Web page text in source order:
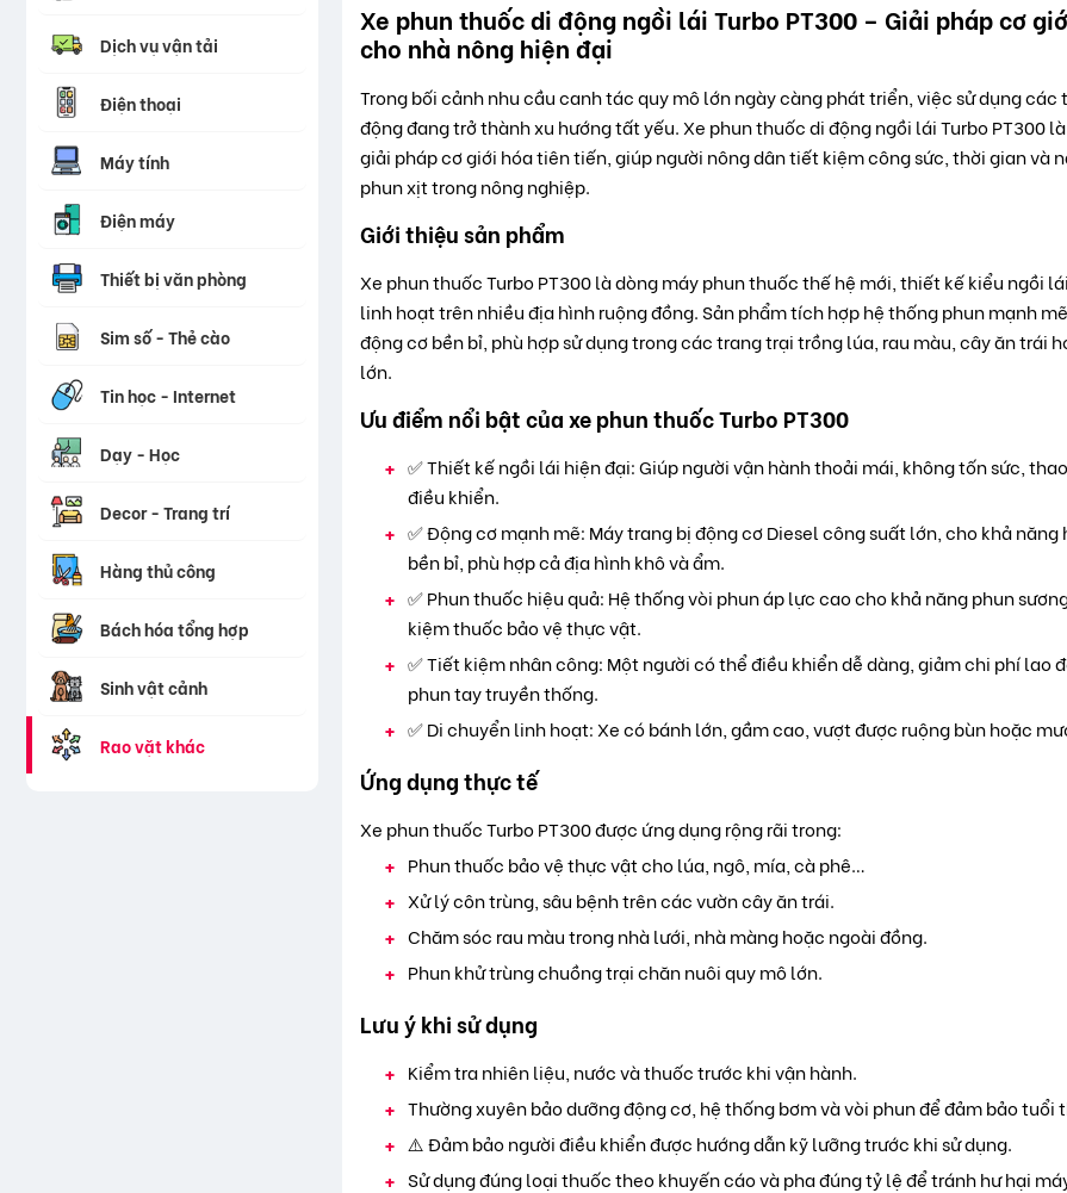
Dịch vụ vận tải
Điện thoại
Máy tính
Điện máy
Thiết bị văn phòng
Sim số - Thẻ cào
Tin học - Internet
Dạy - Học
Decor - Trang trí
Hàng thủ công
Bách hóa tổng hợp
Sinh vật cảnh
Rao vặt khác
Xe phun thuốc di động ngồi lái Turbo PT300 – Giải pháp cơ
cho nhà nông hiện đại
Trong bối cảnh nhu cầu canh tác quy mô lớn ngày càng phát triển, việc sử dụng
động đang trở thành xu hướng tất yếu. Xe phun thuốc di động ngồi lái Turbo PT300
giải pháp cơ giới hóa tiên tiến, giúp người nông dân tiết kiệm công sức, thời gian và
phun xịt trong nông nghiệp.
Giới thiệu sản phẩm
Xe phun thuốc Turbo PT300 là dòng máy phun thuốc thế hệ mới, thiết kế kiểu ngồi
linh hoạt trên nhiều địa hình ruộng đồng. Sản phẩm tích hợp hệ thống phun mạnh
động cơ bền bỉ, phù hợp sử dụng trong các trang trại trồng lúa, rau màu, cây ăn trái
lớn.
Ưu điểm nổi bật của xe phun thuốc Turbo PT300
✅ Thiết kế ngồi lái hiện đại: Giúp người vận hành thoải mái, không tốn sức,
điều khiển.
✅ Động cơ mạnh mẽ: Máy trang bị động cơ Diesel công suất lớn, cho khả
bền bỉ, phù hợp cả địa hình khô và ẩm.
✅ Phun thuốc hiệu quả: Hệ thống vòi phun áp lực cao cho khả năng phun
kiệm thuốc bảo vệ thực vật.
✅ Tiết kiệm nhân công: Một người có thể điều khiển dễ dàng, giảm chi phí lao
phun tay truyền thống.
✅ Di chuyển linh hoạt: Xe có bánh lớn, gầm cao, vượt được ruộng bùn hoặc
Ứng dụng thực tế
Xe phun thuốc Turbo PT300 được ứng dụng rộng rãi trong:
Phun thuốc bảo vệ thực vật cho lúa, ngô, mía, cà phê…
Xử lý côn trùng, sâu bệnh trên các vườn cây ăn trái.
Chăm sóc rau màu trong nhà lưới, nhà màng hoặc ngoài đồng.
Phun khử trùng chuồng trại chăn nuôi quy mô lớn.
Lưu ý khi sử dụng
Kiểm tra nhiên liệu, nước và thuốc trước khi vận hành.
Thường xuyên bảo dưỡng động cơ, hệ thống bơm và vòi phun để đảm bảo tuổi
⚠️ Đảm bảo người điều khiển được hướng dẫn kỹ lưỡng trước khi sử dụng.
Sử dụng đúng loại thuốc theo khuyến cáo và pha đúng tỷ lệ để tránh hư hại